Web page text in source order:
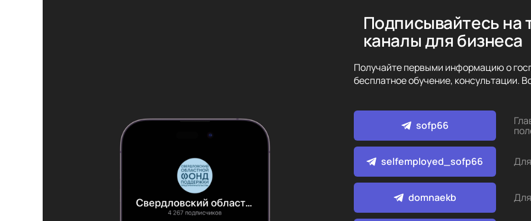
Подписывайтесь на
каналы для бизнеса
Получайте первыми информацию о
бесплатное обучение, консультации.
sofp66
selfemployed_sofp66
domnaekb